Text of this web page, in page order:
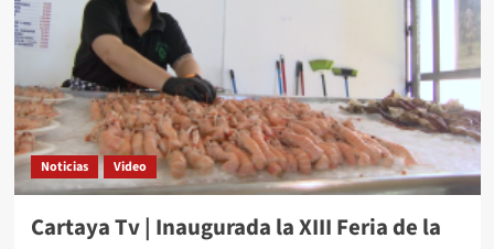
Noticias Video
Cartaya Tv | Inaugurada la XIII Feria de la